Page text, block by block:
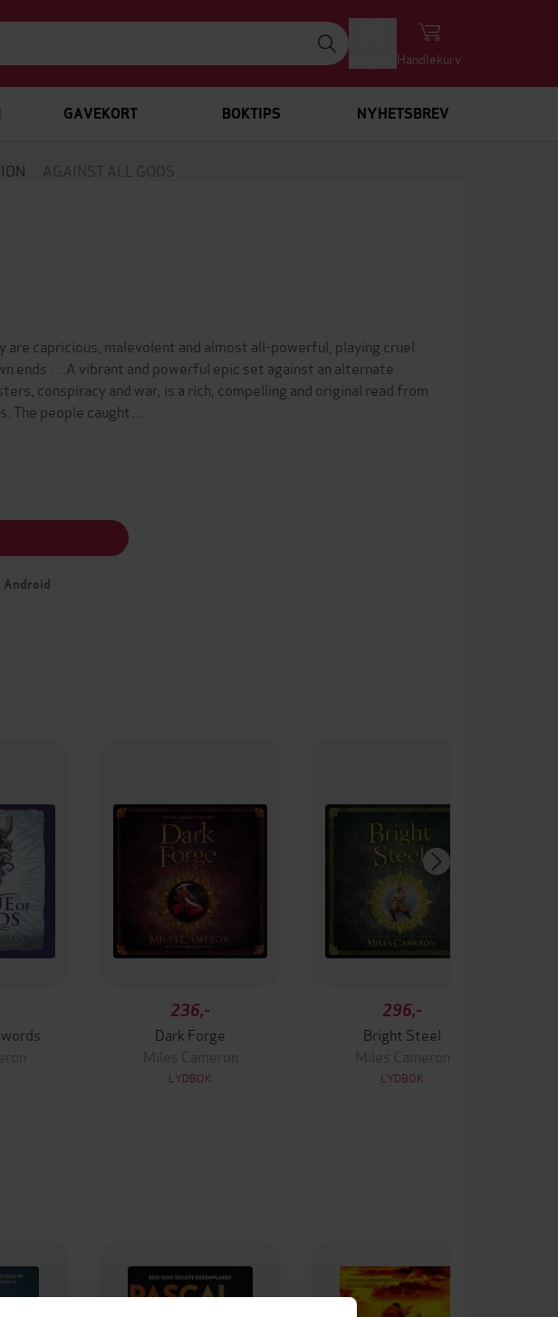
Handlekurv
GAVEKORT BOKTIPS NYHETSBREV
AGAINST ALL GODS
are capricious, malevolent and almost all-powerful, playing cruel
. . .A vibrant and powerful epic set against an alternate
conspiracy and war, is a rich, compelling and original read from
The people caught…
Android
236,-
Dark Forge
Miles Cameron
LYDBOK
296,-
Bright Steel
Miles Cameron
LYDBOK